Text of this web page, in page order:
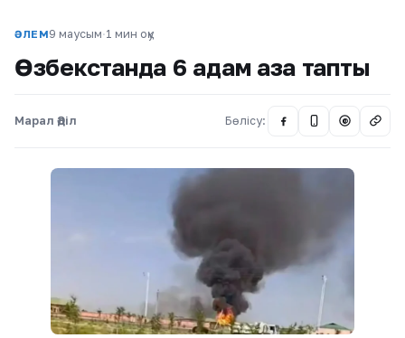
ӘЛЕМ9 маусым·1 мин оқу
Өзбекстанда 6 адам қаза тапты
Марал Әділ Бөлісу: @